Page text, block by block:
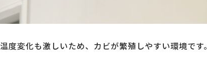
度変化も激しいため、カビが繁殖しやすい環境です。